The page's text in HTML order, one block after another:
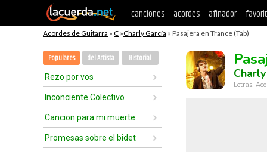
canciones acordes afinador
Acordes de Guitarra » C »Charly García » Pasajera en Trance (Tab)
Populares del Artista Historial
Rezo por vos
Inconciente Colectivo
Cancion para mi muerte
Promesas sobre el bidet
Letras,